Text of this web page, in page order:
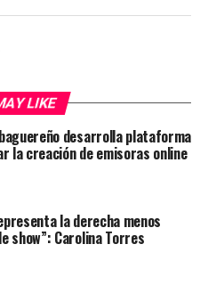
LIKE
desarrolla plataforma
la creación de emisoras online
la derecha menos
show”: Carolina Torres